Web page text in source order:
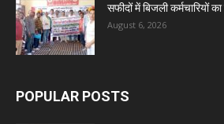
सफीदों में बिजली कर्मचारियों
August 6, 2026
POPULAR POSTS